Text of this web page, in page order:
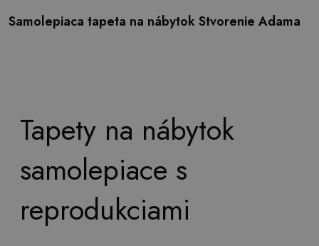
Samolepiaca tapeta na nábytok Stvorenie Adama
Tapety na nábytok
samolepiace s
reprodukciami